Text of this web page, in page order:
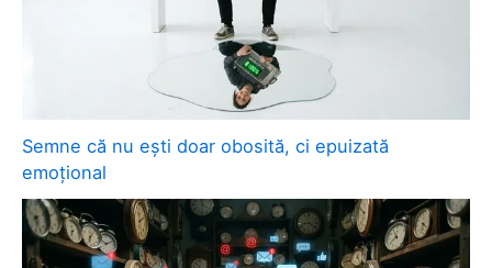
Semne că nu ești doar obosită, ci epuizată
emoțional